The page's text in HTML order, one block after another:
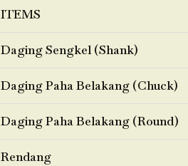
ITEMS
Daging Sengkel (Shank)
Daging Paha Belakang (Chuck)
Daging Paha Belakang (Round)
Rendang